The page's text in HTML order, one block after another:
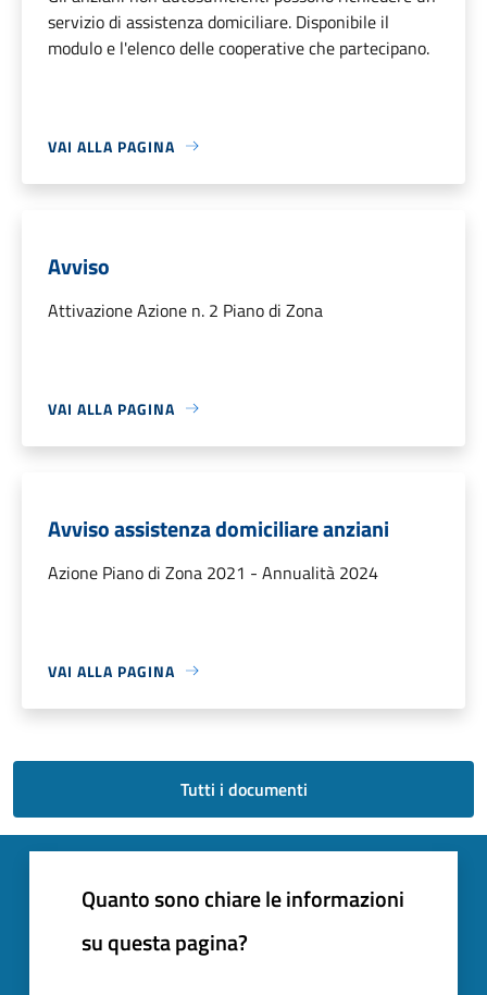
servizio di assistenza domiciliare. Disponibile il
modulo e l'elenco delle cooperative che partecipano.
VAI ALLA PAGINA
Avviso
Attivazione Azione n. 2 Piano di Zona
VAI ALLA PAGINA
Avviso assistenza domiciliare anziani
Azione Piano di Zona 2021 - Annualità 2024
VAI ALLA PAGINA
Tutti i documenti
Quanto sono chiare le informazioni
su questa pagina?